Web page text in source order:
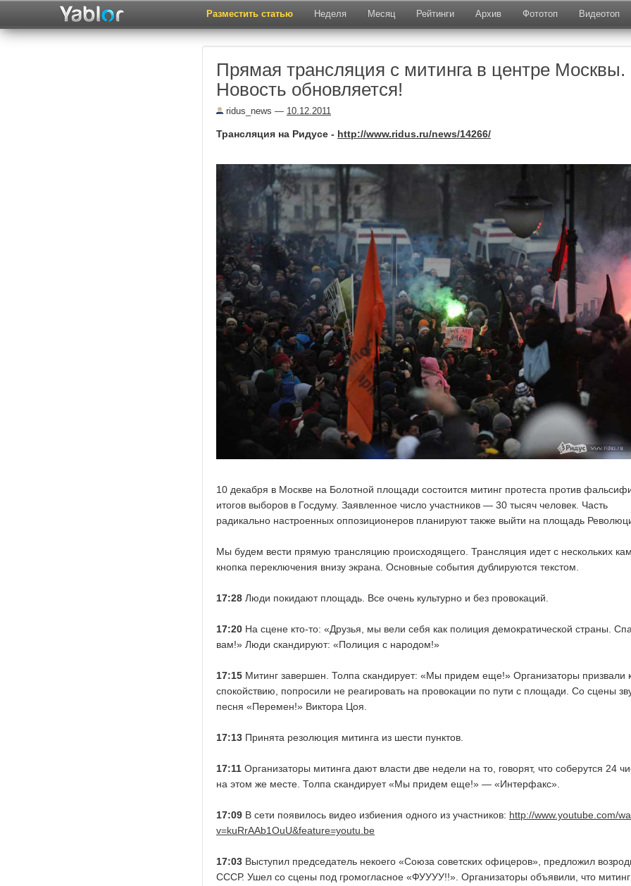
Разместить статью Неделя Месяц Рейтинги Архив Фототоп Видеотоп
Прямая трансляция с митинга в центре Москвы.
Новость обновляется!
ridus_news — 10.12.2011
Трансляция на Ридусе - http://www.ridus.ru/news/14266/
10 декабря в Москве на Болотной площади состоится митинг протеста против
итогов выборов в Госдуму. Заявленное число участников — 30 тысяч человек. Часть
радикально настроенных оппозиционеров планируют также выйти на площадь
Мы будем вести прямую трансляцию происходящего. Трансляция идет с нескольких
кнопка переключения внизу экрана. Основные события дублируются текстом.
17:28 Люди покидают площадь. Все очень культурно и без провокаций.
17:20 На сцене кто-то: «Друзья, мы вели себя как полиция демократической страны.
вам!» Люди скандируют: «Полиция с народом!»
17:15 Митинг завершен. Толпа скандирует: «Мы придем еще!» Организаторы призвали
спокойствию, попросили не реагировать на провокации по пути с площади. Со сцены
песня «Перемен!» Виктора Цоя.
17:13 Принята резолюция митинга из шести пунктов.
17:11 Организаторы митинга дают власти две недели на то, говорят, что соберутся 24
на этом же месте. Толпа скандирует «Мы придем еще!» — «Интерфакс».
17:09 В сети появилось видео избиения одного из участников: http://www.youtube.com/
v=kuRrAAb1OuU&feature=youtu.be
17:03 Выступил председатель некоего «Союза советских офицеров», предложил
СССР. Ушел со сцены под громогласное «ФУУУУ!!». Организаторы объявили, что митинг